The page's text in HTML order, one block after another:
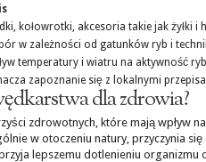
kołowrotki, akcesoria takie jak żyłki i
w zależności od gatunków ryb i
temperatury i wiatru na aktywność
zapoznanie się z lokalnymi
dla zdrowia?
zdrowotnych, które mają wpływ na
w otoczeniu natury, przyczynia
lepszemu dotlenieniu